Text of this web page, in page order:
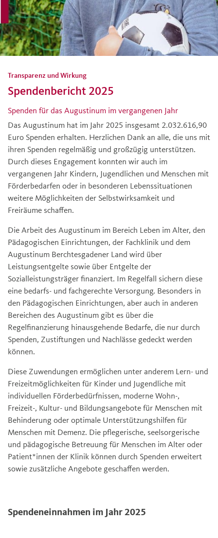
Spendenbericht 2025
Transparenz und Wirkung
Spenden für das Augustinum im vergangenen Jahr
Das Augustinum hat im Jahr 2025 insgesamt 2.032.616,90
Euro Spenden erhalten. Herzlichen Dank an alle, die uns mit
ihren Spenden regelmäßig und großzügig unterstützen.
Durch dieses Engagement konnten wir auch im
vergangenen Jahr Kindern, Jugendlichen und Menschen mit
Förderbedarfen oder in besonderen Lebenssituationen
weitere Möglichkeiten der Selbstwirksamkeit und
Freiräume schaffen.
Die Arbeit des Augustinum im Bereich Leben im Alter, den
Pädagogischen Einrichtungen, der Fachklinik und dem
Augustinum Berchtesgadener Land wird über
Leistungsentgelte sowie über Entgelte der
Sozialleistungsträger finanziert. Im Regelfall sichern diese
eine bedarfs- und fachgerechte Versorgung. Besonders in
den Pädagogischen Einrichtungen, aber auch in anderen
Bereichen des Augustinum gibt es über die
Regelfinanzierung hinausgehende Bedarfe, die nur durch
Spenden, Zustiftungen und Nachlässe gedeckt werden
können.
Diese Zuwendungen ermöglichen unter anderem Lern- und
Freizeitmöglichkeiten für Kinder und Jugendliche mit
individuellen Förderbedürfnissen, moderne Wohn-,
Freizeit-, Kultur- und Bildungsangebote für Menschen mit
Behinderung oder optimale Unterstützungshilfen für
Menschen mit Demenz. Die pflegerische, seelsorgerische
und pädagogische Betreuung für Menschen im Alter oder
Patient*innen der Klinik können durch Spenden erweitert
sowie zusätzliche Angebote geschaffen werden.
Spendeneinnahmen im Jahr 2025